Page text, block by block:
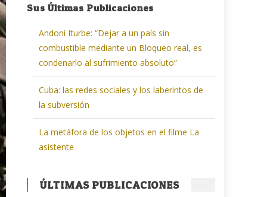
Sus Últimas Publicaciones
Andoni Iturbe: “Dejar a un país sin
combustible mediante un Bloqueo real, es
condenarlo al sufrimiento absoluto”
Cuba: las redes sociales y los laberintos de
la subversión
La metáfora de los objetos en el filme La
asistente
ÚLTIMAS PUBLICACIONES